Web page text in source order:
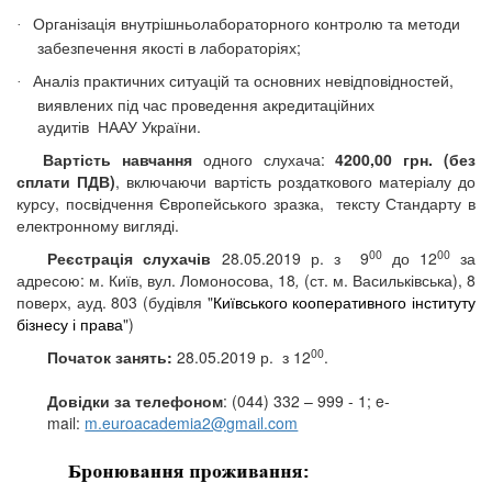
·
Організація внутрішньолабораторного контролю та методи
забезпечення якості в лабораторіях;
·
Аналіз практичних ситуацій та основних невідповідностей,
виявлених під час проведення акредитаційних
аудитів НААУ України.
Вартість навчання одного слухача:4200,00 грн. (без
сплати ПДВ), включаючи вартість роздаткового матеріалу до
курсу, посвідчення Європейського зразка, тексту Стандарту в
електронному вигляді.
Реєстрація слухачів 28.05.2019 р. з 900до 1200за
адресою: м. Київ, вул. Ломоносова, 18, (ст. м. Васильківська), 8
поверх, ауд.803 (будівля "Київського кооперативного інституту
бізнесу і права")
Початок занять: 28.05.2019 р. з 1200.
Довідки за телефоном: (044) 332 – 999 - 1;e-
mail: m.euroacademia2@gmail.com